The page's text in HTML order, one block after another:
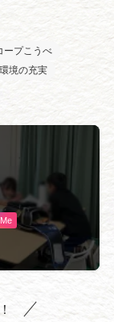
ープこうべ
境の充実